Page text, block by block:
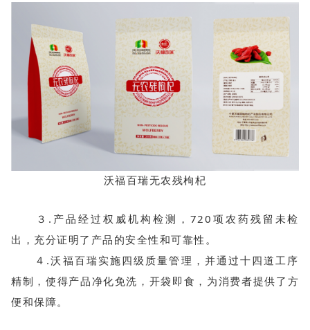
沃福百瑞无农残枸杞
３.产品经过权威机构检测，720项农药残留未检
出，充分证明了产品的安全性和可靠性。
４.沃福百瑞实施四级质量管理，并通过十四道工序
精制，使得产品净化免洗，开袋即食，为消费者提供了方
便和保障。